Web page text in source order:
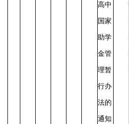
高中
国家
助学
金管
理暂
行办
法的
通知